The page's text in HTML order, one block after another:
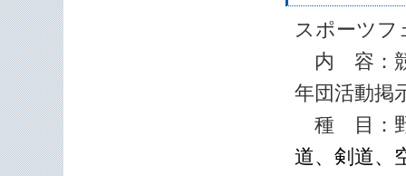
スポーツフ
内 容：競
年団活動掲
種 目：
道、剣道、